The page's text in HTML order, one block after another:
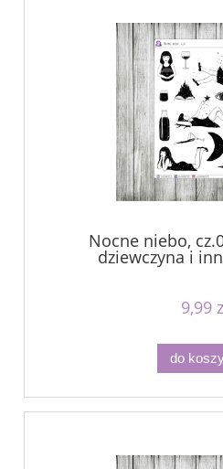
Nocne niebo,
dziewczyna i
9,99
do